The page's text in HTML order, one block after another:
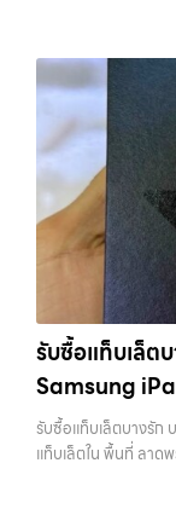
ทันที โดยเน้นบริการใ
วัชรพล, รามอินทรา,
วังหินไม่ว่าคุณจะต้อ
ซื้อแท็บเล็ต, หรือบริก
บริการครบวงจร บริก
ต้องการขายอุปกรณ์ไ
รวดเร็วที่สุด ที่ “รับซื้อ
แค่เครื่องใช้ไฟฟ้า แ
ต้องการเงินด่วน เรา
ความยุ่งยากทั้งหลาย
ซื้อขายสำเร็จ บริการ
Samsung ทุกรุ่น,
ใช้งานแล้ว ตกแต่งแล้
ยี่ห้อ แต่ขึ้นอยู่กับสภา
คุณ เราจึงตั้งใจให้บริ
บางแค, วัชรพล, ราม
วังหิน อย่างเต็มที่ ไม่ว่
โทรศัพท์มือสองกรุงเท
ถึงที่”, หรือ “รับซื้อ
บริการของเรามุ่งตร
เลือกเราแล้วคุณจะไ
ความสะดวก นัดรับถึ
ทั้งหมดนี้เพื่อให้การข
วัชรพล รามอินทรา รั
ซื้อมือถือ iPhone,
จ่ายเงินทันที รับซื้อ
iPhone, Samsung,
ทันที รับซื้อ iPad… รับ
ทุกสภาพ — ขอขายง่า
ไอโฟน, รับซื้อไอแพ
เว็บไซต์ที่คุณไว้วางใ
iPad, แท็บเล็ต ทุกยี่
ลาดพร้าว, รัชดา, บา
กรุงเทพฯ ใกล้ “ใกล้
ใหม่ๆ เปลี่ยนรุ่นกันแ
ที่ไม่ได้ใช้งานอยู่เฉยๆ
สามารถเปลี่ยนอุปกรณ์
แท็บเล็ต, รับซื้อสินค้า
โซนเมืองหรือเขตชาน
รับซื้อแท็บเล็ต
Samsung
บางรัก แจ้งวั
พร้อมจ่ายเงิน
รับซื้อแท็บเล็ตบางรัก
แท็บเล็ตใน พื้นที่ ลาด